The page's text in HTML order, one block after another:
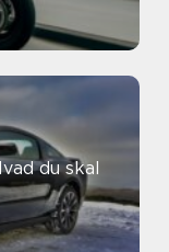
du skal